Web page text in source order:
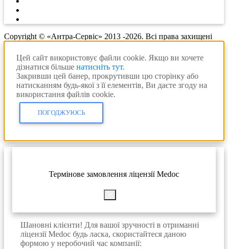
Copyright © «Антра-Сервіс» 2013 -2026. Всі права захищені
Цей сайт використовує файли cookie. Якщо ви хочете
дізнатися більше натисніть тут.
Закривши цей банер, прокрутивши цю сторінку або
натисканням будь-якої з її елементів, Ви даєте згоду на
використання файлів cookie.
ПОГОДЖУЮСЬ
Термінове замовлення ліцензії Medoc
Шановні клієнти! Для вашої зручності в отриманні
ліцензії Medoc будь ласка, скористайтеся даною
формою у неробочий час компанії: